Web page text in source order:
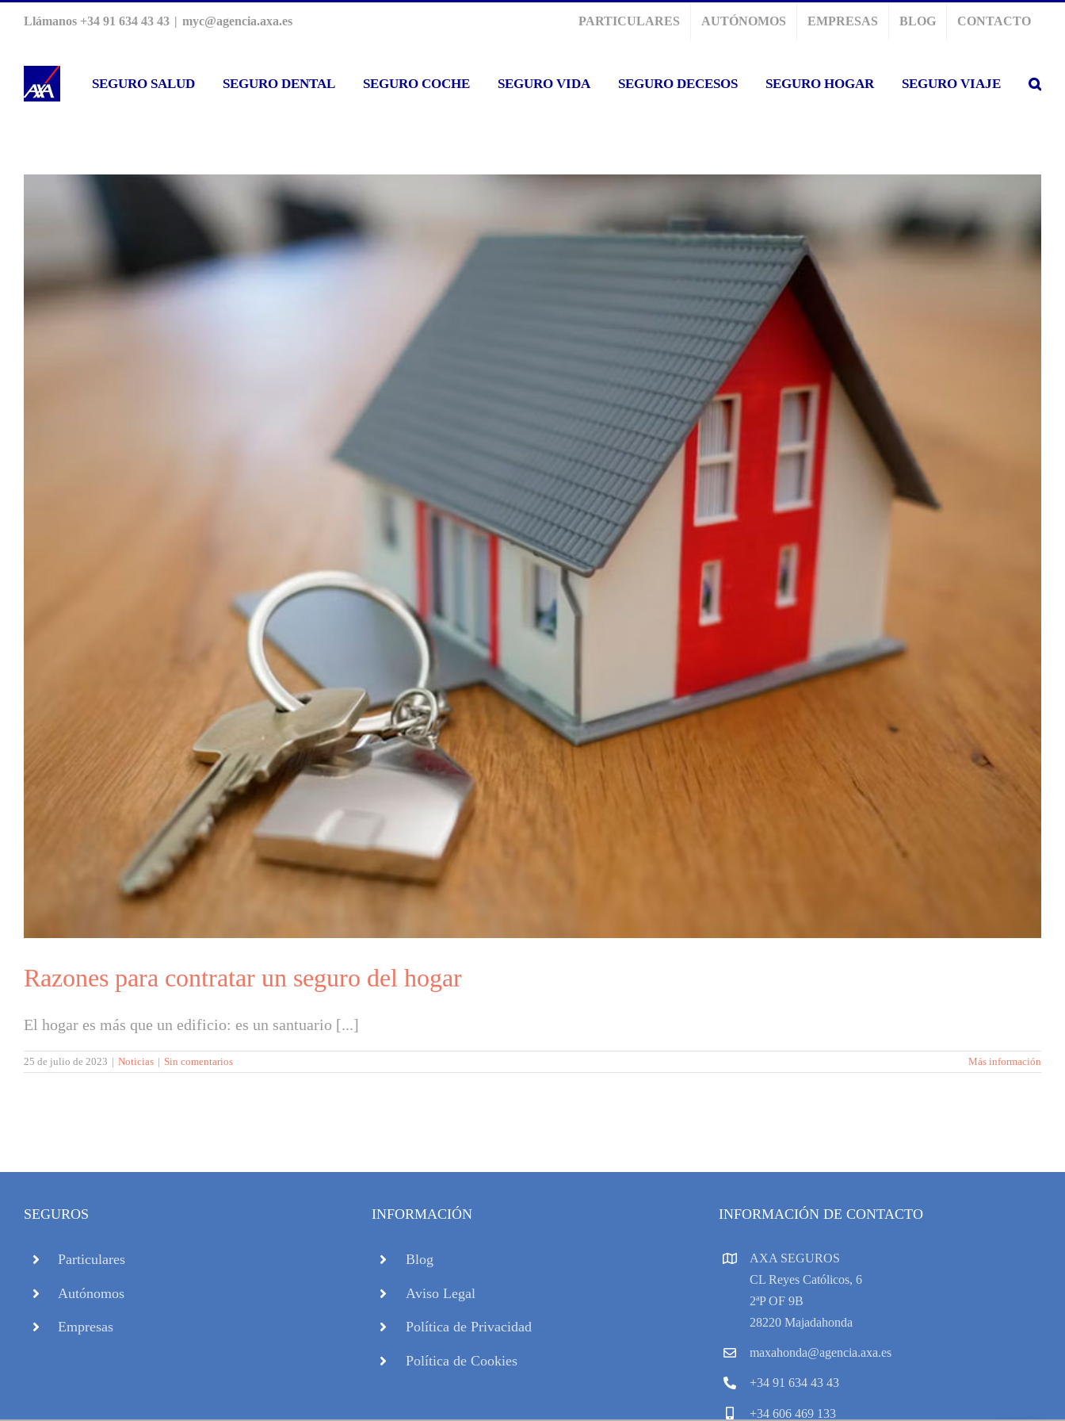
Llámanos +34 91 634 43 43 | myc@agencia.axa.es PARTICULARES AUTÓNOMOS EMPRESAS BLOG CONTACTO
SEGURO SALUD SEGURO DENTAL SEGURO COCHE SEGURO VIDA SEGURO DECESOS SEGURO HOGAR SEGURO VIAJE
Razones para contratar un seguro del hogar
El hogar es más que un edificio: es un santuario [...]
25 de julio de 2023 | Noticias | Sin comentarios Más información
SEGUROS
Particulares
Autónomos
Empresas
INFORMACIÓN
Blog
Aviso Legal
Política de Privacidad
Política de Cookies
INFORMACIÓN DE CONTACTO
AXA SEGUROS
CL Reyes Católicos, 6
2ªP OF 9B
28220 Majadahonda
maxahonda@agencia.axa.es
+34 91 634 43 43
+34 606 469 133